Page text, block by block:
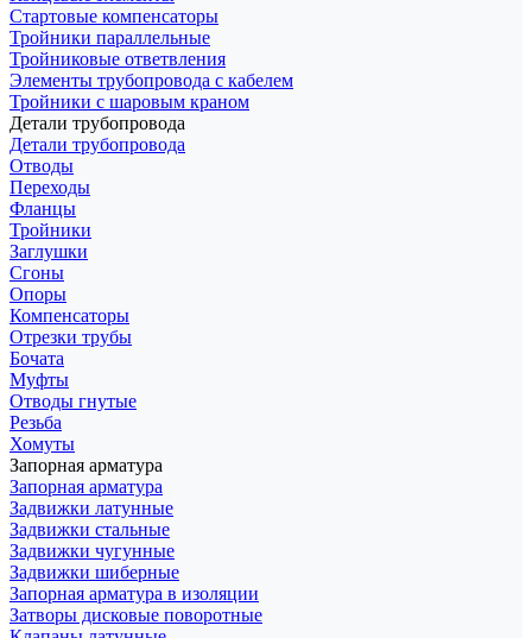
Стартовые компенсаторы
Тройники параллельные
Тройниковые ответвления
Элементы трубопровода с кабелем
Тройники с шаровым краном
Детали трубопровода
Детали трубопровода
Отводы
Переходы
Фланцы
Тройники
Заглушки
Сгоны
Опоры
Компенсаторы
Отрезки трубы
Бочата
Муфты
Отводы гнутые
Резьба
Хомуты
Запорная арматура
Запорная арматура
Задвижки латунные
Задвижки стальные
Задвижки чугунные
Задвижки шиберные
Запорная арматура в изоляции
Затворы дисковые поворотные